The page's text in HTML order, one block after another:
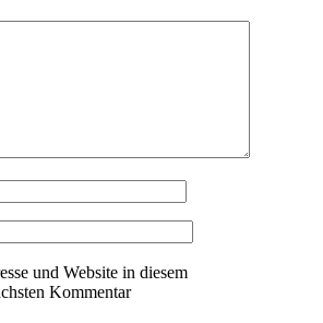
und Website in diesem
Kommentar